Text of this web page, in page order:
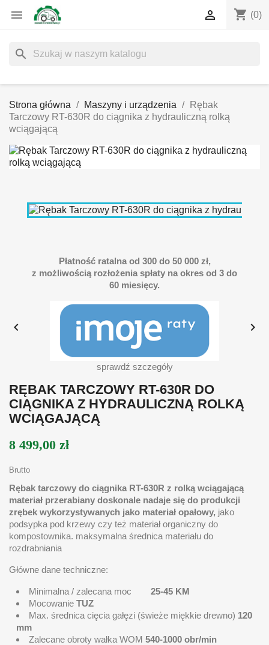
 shopping_cart (0)

search
Strona główna Maszyny i urządzenia
Rębak
Tarczowy RT-630R do ciągnika z hydrauliczną rolką
wciągającą
Płatność ratalna od 300 do 50 000 zł,
z możliwością rozłożenia spłaty na okres od 3 do
60 miesięcy.
sprawdź szczegóły
 
RĘBAK TARCZOWY RT-630R DO
CIĄGNIKA Z HYDRAULICZNĄ ROLKĄ
WCIĄGAJĄCĄ
8 499,00 zł
Brutto
Rębak tarczowy do ciągnika RT-630R z rolką wciągającą
materiał przerabiany doskonale nadaje się do produkcji
zrębek wykorzystywanych jako materiał opałowy, jako
podsypka pod krzewy czy też materiał organiczny do
kompostownika. maksymalna średnica materiału do
rozdrabniania
Główne dane techniczne:
Minimalna / zalecana moc
25-45 KM
Mocowanie TUZ
Max. średnica cięcia gałęzi (świeże miękkie drewno) 120
mm
Zalecane obroty wałka WOM 540-1000 obr/min